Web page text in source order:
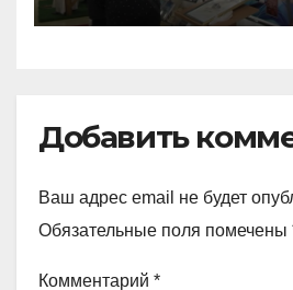
в честь его 130-
Добавить
Ваш адрес email не будет
Обязательные поля помечены
Комментарий *